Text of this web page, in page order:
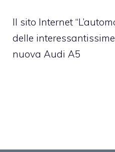
Il sito Internet
delle
nuova Audi A5